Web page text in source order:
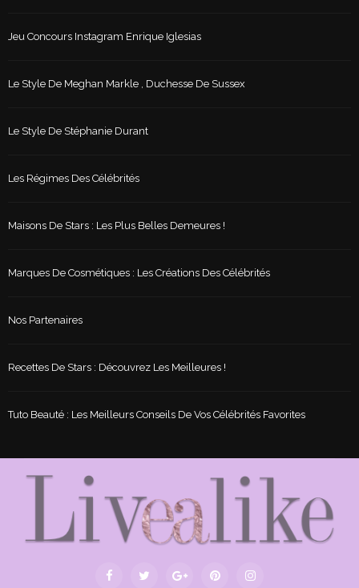
Jeu Concours Instagram Enrique Iglesias
Le Style De Meghan Markle , Duchesse De Sussex
Le Style De Stéphanie Durant
Les Régimes Des Célébrités
Maisons De Stars : Les Plus Belles Demeures !
Marques De Cosmétiques : Les Créations Des Célébrités
Nos Partenaires
Recettes De Stars : Découvrez Les Meilleures !
Tuto Beauté : Les Meilleurs Conseils De Vos Célébrités Favorites